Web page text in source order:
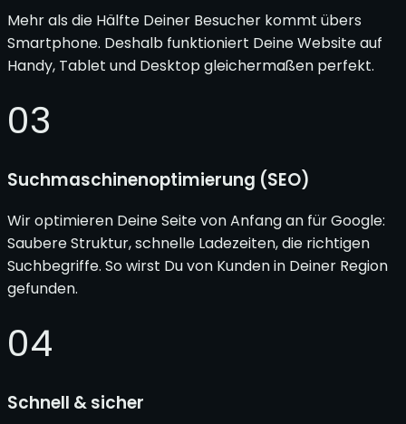
Mehr als die Hälfte Deiner Besucher kommt übers
Smartphone. Deshalb funktioniert Deine Website auf
Handy, Tablet und Desktop gleichermaßen perfekt.
03
Suchmaschinenoptimierung (SEO)
Wir optimieren Deine Seite von Anfang an für Google:
Saubere Struktur, schnelle Ladezeiten, die richtigen
Suchbegriffe. So wirst Du von Kunden in Deiner Region
gefunden.
04
Schnell & sicher